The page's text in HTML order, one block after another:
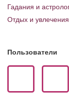
Полезные
Блог
Гадания и
Отдых и увлечения
Пользователи